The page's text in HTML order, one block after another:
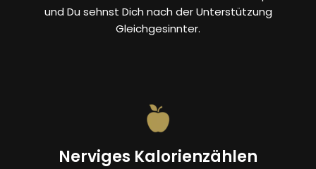
und Du sehnst Dich nach der Unterstützung
Gleichgesinnter.
Nerviges Kalorienzählen